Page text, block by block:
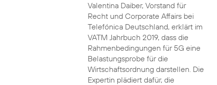
Valentina Daiber, Vorstand für
Recht und Corporate Affairs bei
Telefónica Deutschland, erklärt im
VATM Jahrbuch 2019, dass die
Rahmenbedingungen für 5G eine
Belastungsprobe für die
Wirtschaftsordnung darstellen. Die
Expertin plädiert dafür, die